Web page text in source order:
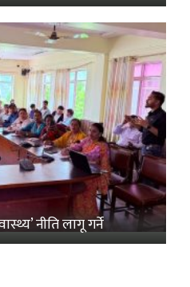
नीति लागू गर्ने